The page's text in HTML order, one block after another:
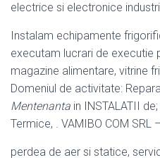
electrice si electronice
Instalam echipamente
executam lucrari de executie
magazine alimentare, vitrine
Domeniul de activitate:
Mentenanta in INSTALATII
Termice, . VAMIBO COM SRL –
perdea de aer si statice,